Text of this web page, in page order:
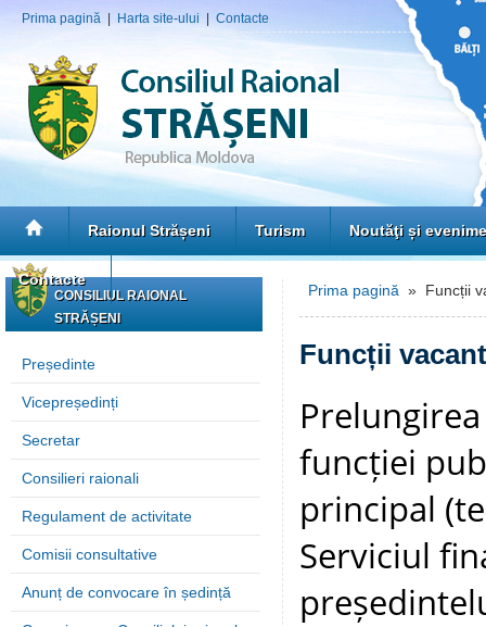
Prima pagină Harta site-ului Contacte
Raionul Strășeni Turism Noutăţi și
Contacte
CONSILIUL RAIONAL
STRĂȘENI
Președinte
Vicepreședinți
Secretar
Consilieri raionali
Regulament de activitate
Comisii consultative
Anunț de convocare în ședință
Prima pagină » Funcții
Funcții
funcției
principal
Serviciul